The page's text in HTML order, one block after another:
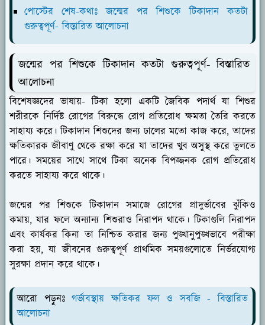
পোস্টের শেষ-কথাঃ জন্মের পর শিশুকে টিকাদান কতটা
গুরুত্বপূর্ণ- বিস্তারিত আলোচনা
জন্মের পর শিশুকে টিকাদান কতটা গুরুত্বপূর্ণ- বিস্তারিত
আলোচনা
বিশেষজ্ঞদের ভাষায়- টিকা হলো একটি জৈবিক পদার্থ যা শিশুর
শরীরকে নির্দিষ্ট রোগের বিরুদ্ধে রোগ প্রতিরোধ ক্ষমতা তৈরি করতে
সাহায্য করে। টিকাদান শিশুদের জন্য ঢালের মতো কাজ করে, তাদের
ক্ষতিকারক জীবাণু থেকে রক্ষা করে যা তাদের খুব অসুস্থ করে তুলতে
পারে। সময়ের সাথে সাথে টিকা অনেক বিপজ্জনক রোগ প্রতিরোধ
করতে সাহায্য করে থাকে।
জন্মের পর শিশুকে টিকাদান সমাজে রোগের প্রাদুর্ভাবের ঝুঁকিও
কমায়, যার ফলে অন্যান্য শিশুরাও নিরাপদ থাকে। টিকাগুলি নিরাপদ
এবং কার্যকর কিনা তা নিশ্চিত করার জন্য পুঙ্খানুপুঙ্খভাবে পরীক্ষা
করা হয়, যা জীবনের গুরুত্বপূর্ণ প্রাথমিক সময়গুলোতে নির্ভরযোগ্য
সুরক্ষা প্রদান করে থাকে।
আরো পড়ুনঃগর্ভাবস্থায় ক্ষতিকর ফল ও সবজি - বিস্তারিত
আলোচনা